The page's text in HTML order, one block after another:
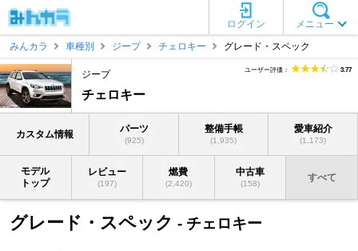
メニュー
ログイン
みんカラ
車種別 ジープ チェロキー グレード・スペック
ジープ
チェロキー
ユーザー評価： 3.77
カスタム情報 パーツ
(925)
整備手帳
(1,935)
愛車紹介
(1,173)
モデル
トップ
レビュー
(197)
燃費
(2,420)
中古車
(158)
すべて
グレード・スペック - チェロキー